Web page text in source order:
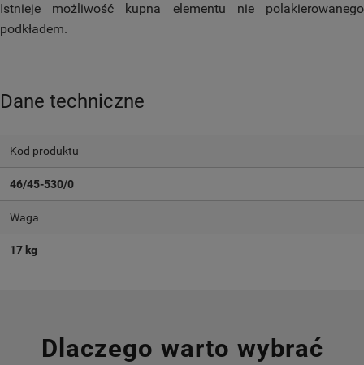
Istnieje możliwość kupna elementu nie polakierowanego
podkładem.
Dane techniczne
Kod produktu
46/45-530/0
Waga
17 kg
Dlaczego warto wybrać